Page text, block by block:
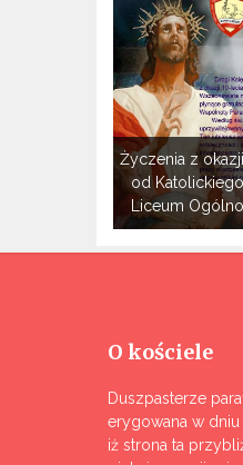
Życzenia z
od
Liceum
O kościele
Duszpasterze
erygowana w dniu
iż strona ta